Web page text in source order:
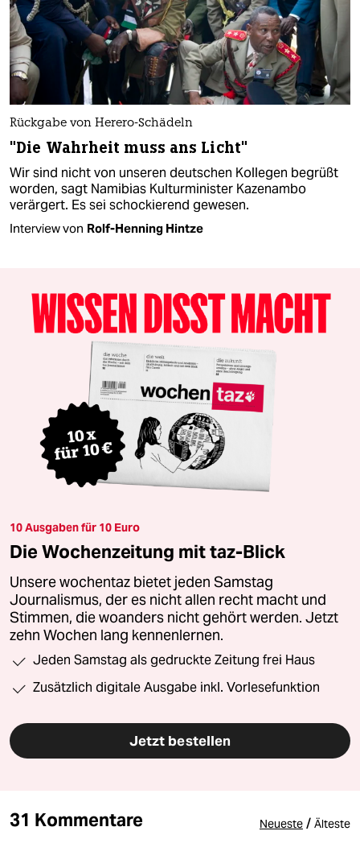
Rückgabe von Herero-Schädeln
"Die Wahrheit muss ans Licht"
Wir sind nicht von unseren deutschen Kollegen begrüßt
worden, sagt Namibias Kulturminister Kazenambo
verärgert. Es sei schockierend gewesen.
Interview von Rolf-Henning Hintze
10 Ausgaben für 10 Euro
Die Wochenzeitung mit taz-Blick
Unsere wochentaz bietet jeden Samstag
Journalismus, der es nicht allen recht macht und
Stimmen, die woanders nicht gehört werden. Jetzt
zehn Wochen lang kennenlernen.
Jeden Samstag als gedruckte Zeitung frei Haus
Zusätzlich digitale Ausgabe inkl. Vorlesefunktion
Jetzt bestellen
31 Kommentare Neueste / Älteste